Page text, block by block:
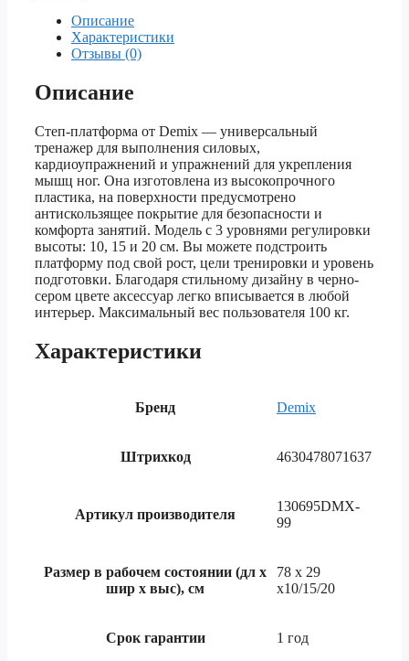
Описание
Характеристики
Отзывы (0)
Описание
Степ-платформа от Demix — универсальный
тренажер для выполнения силовых,
кардиоупражнений и упражнений для укрепления
мышц ног. Она изготовлена из высокопрочного
пластика, на поверхности предусмотрено
антискользящее покрытие для безопасности и
комфорта занятий. Модель с 3 уровнями регулировки
высоты: 10, 15 и 20 см. Вы можете подстроить
платформу под свой рост, цели тренировки и уровень
подготовки. Благодаря стильному дизайну в черно-
сером цвете аксессуар легко вписывается в любой
интерьер. Максимальный вес пользователя 100 кг.
Характеристики
Бренд Demix
Штрихкод 4630478071637
Артикул производителя
130695DMX-
99
Размер в рабочем состоянии (дл х
шир х выс), см
78 х 29
х10/15/20
Срок гарантии 1 год